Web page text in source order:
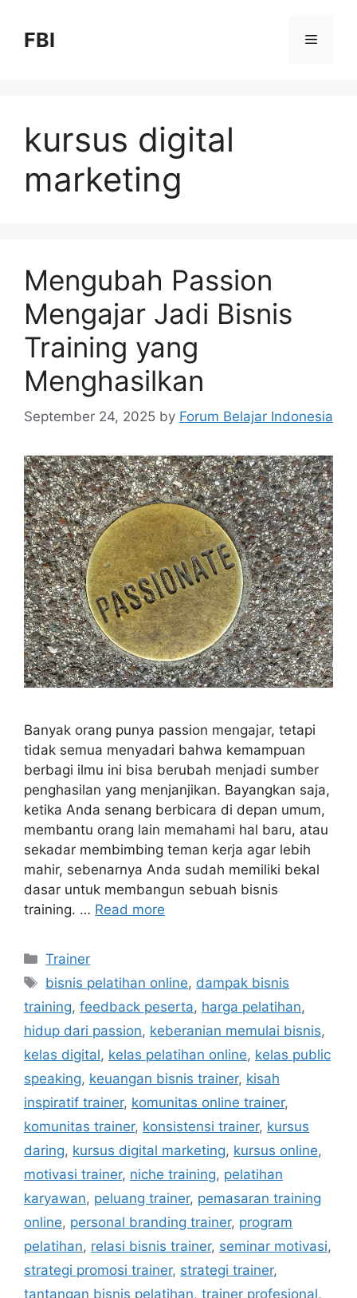
FBI
kursus digital
marketing
Mengubah Passion
Mengajar Jadi Bisnis
Training yang
Menghasilkan
September 24, 2025 by Forum Belajar Indonesia
Banyak orang punya passion mengajar, tetapi
tidak semua menyadari bahwa kemampuan
berbagi ilmu ini bisa berubah menjadi sumber
penghasilan yang menjanjikan. Bayangkan saja,
ketika Anda senang berbicara di depan umum,
membantu orang lain memahami hal baru, atau
sekadar membimbing teman kerja agar lebih
mahir, sebenarnya Anda sudah memiliki bekal
dasar untuk membangun sebuah bisnis
training. … Read more
Trainer
bisnis pelatihan online, dampak bisnis
training, feedback peserta, harga pelatihan,
hidup dari passion, keberanian memulai bisnis,
kelas digital, kelas pelatihan online, kelas public
speaking, keuangan bisnis trainer, kisah
inspiratif trainer, komunitas online trainer,
komunitas trainer, konsistensi trainer, kursus
daring, kursus digital marketing, kursus online,
motivasi trainer, niche training, pelatihan
karyawan, peluang trainer, pemasaran training
online, personal branding trainer, program
pelatihan, relasi bisnis trainer, seminar motivasi,
strategi promosi trainer, strategi trainer,
tantangan bisnis pelatihan, trainer profesional,